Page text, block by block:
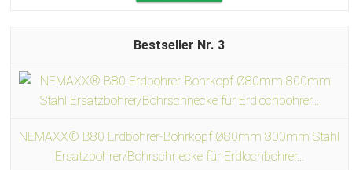
3
NEMAXX® B80 Erdbohrer-Bohrkopf Ø80mm 800mm Stahl
Ersatzbohrer/Bohrschnecke für Erdlochbohrer...